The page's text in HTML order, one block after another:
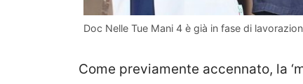
Doc Nelle Tue Mani 4 è già in fase di
Come previamente accennato, la